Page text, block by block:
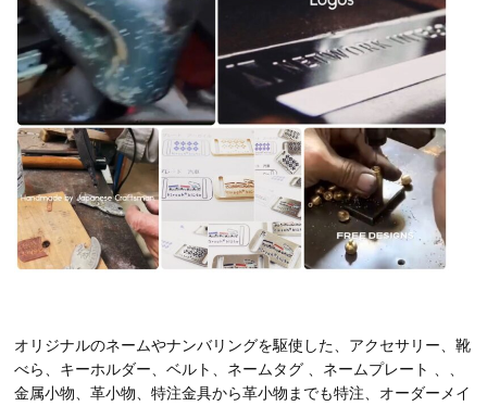
オリジナルのネームやナンバリングを駆使した、アクセサリー、靴
べら、キーホルダー、ベルト、ネームタグ 、ネームプレート 、、
金属小物、革小物、特注金具から革小物までも特注、オーダーメイ